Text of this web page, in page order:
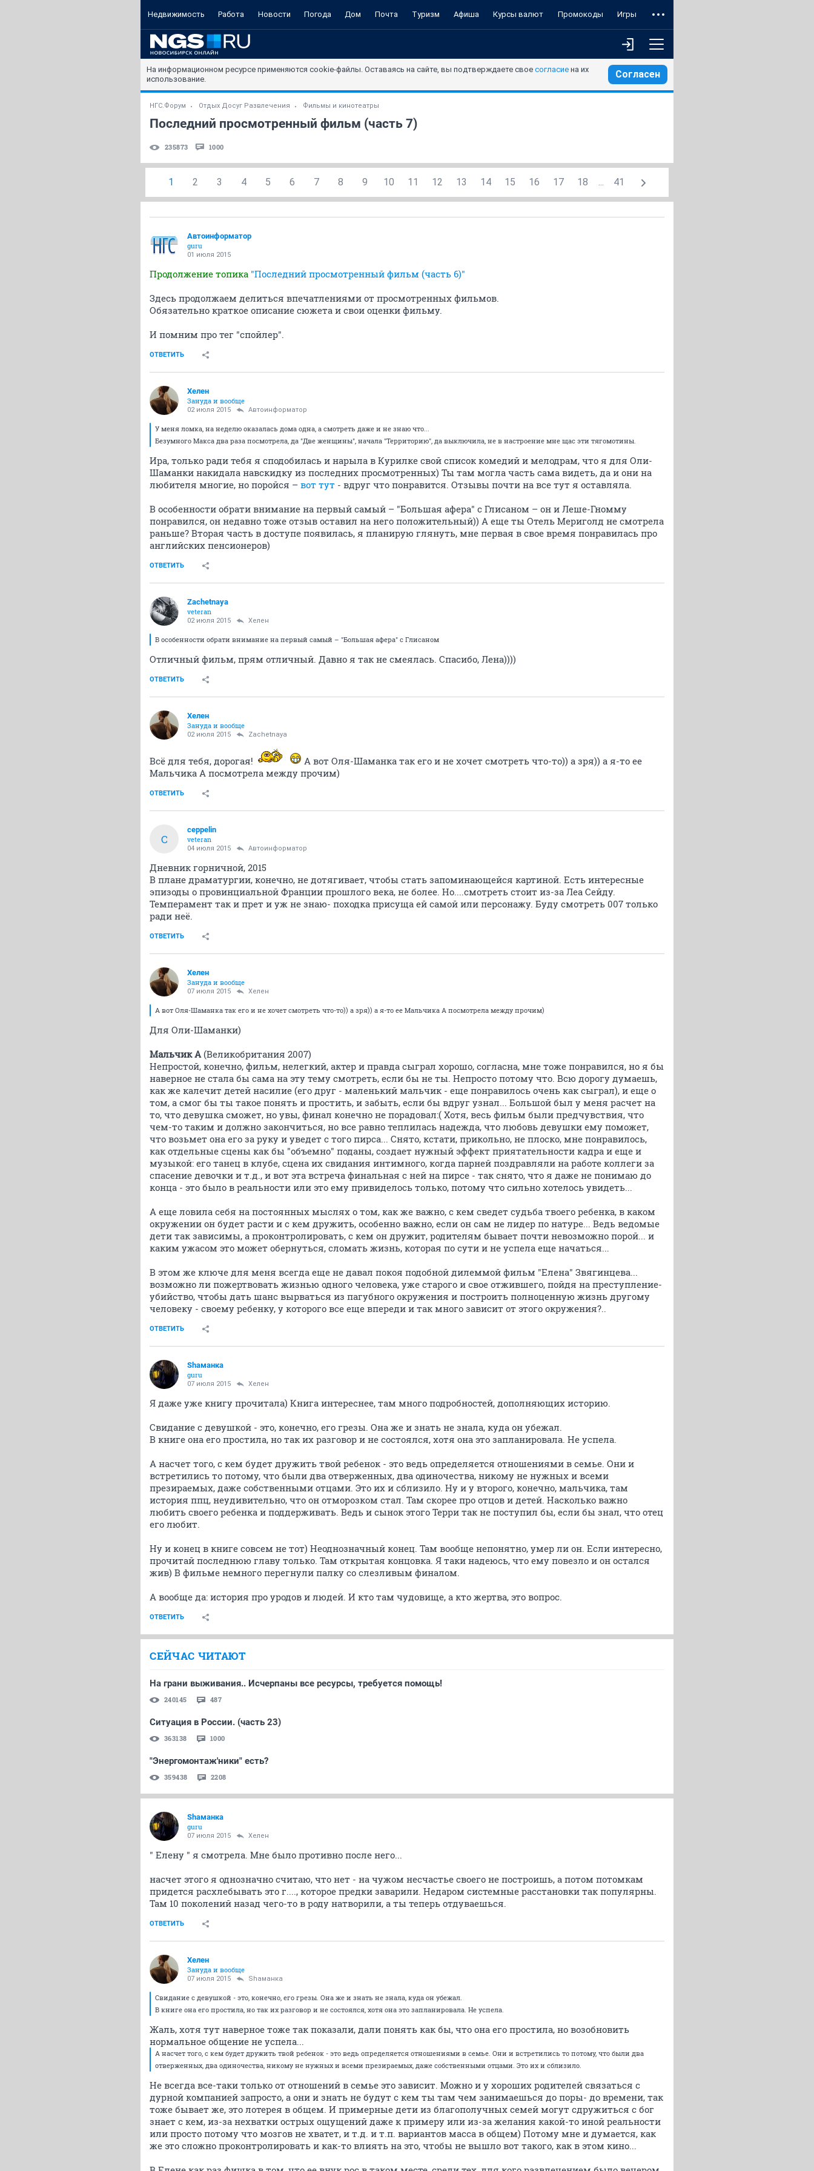
Недвижимость Работа Новости Погода Дом Почта Туризм Афиша Курсы валют Промокоды Игры
На информационном ресурсе применяются cookie-файлы. Оставаясь на сайте, вы подтверждаете свое согласие на их
использование.
Согласен
НГС.Форум Отдых Досуг Развлечения Фильмы и кинотеатры
Последний просмотренный фильм (часть 7)
235873 1000
1 2 3 4 5 6 7 8 9 10 11 12 13 14 15 16 17 18 ... 41
Автоинформатор
guru
01 июля 2015
Продолжение топика "Последний просмотренный фильм (часть 6)"
Здесь продолжаем делиться впечатлениями от просмотренных фильмов.
Обязательно краткое описание сюжета и свои оценки фильму.
И помним про тег "спойлер".
ОТВЕТИТЬ
Хелен
Зануда и вообще
02 июля 2015 Автоинформатор
У меня ломка, на неделю оказалась дома одна, а смотреть даже и не знаю что...
Безумного Макса два раза посмотрела, да "Две женщины", начала "Территорию", да выключила, не в настроение мне щас эти тягомотины.
Ира, только ради тебя я сподобилась и нарыла в Курилке свой список комедий и мелодрам, что я для Оли-
Шаманки накидала навскидку из последних просмотренных) Ты там могла часть сама видеть, да и они на
любителя многие, но поройся – вот тут - вдруг что понравится. Отзывы почти на все тут я оставляла.
В особенности обрати внимание на первый самый – "Большая афера" с Глисаном – он и Леше-Гномму
понравился, он недавно тоже отзыв оставил на него положительный)) А еще ты Отель Мериголд не смотрела
раньше? Вторая часть в доступе появилась, я планирую глянуть, мне первая в свое время понравилась про
английских пенсионеров)
ОТВЕТИТЬ
Zachetnaya
veteran
02 июля 2015 Хелен
В особенности обрати внимание на первый самый – "Большая афера" с Глисаном
Отличный фильм, прям отличный. Давно я так не смеялась. Спасибо, Лена))))
ОТВЕТИТЬ
Хелен
Зануда и вообще
02 июля 2015 Zachetnaya
Всё для тебя, дорогая!
А вот Оля-Шаманка так его и не хочет смотреть что-то)) а зря)) а я-то ее
Мальчика А посмотрела между прочим)
ОТВЕТИТЬ
C
ceppelin
veteran
04 июля 2015 Автоинформатор
Дневник горничной, 2015
В плане драматургии, конечно, не дотягивает, чтобы стать запоминающейся картиной. Есть интересные
эпизоды о провинциальной Франции прошлого века, не более. Но....смотреть стоит из-за Леа Сейду.
Темперамент так и прет и уж не знаю- походка присуща ей самой или персонажу. Буду смотреть 007 только
ради неё.
ОТВЕТИТЬ
Хелен
Зануда и вообще
07 июля 2015 Хелен
А вот Оля-Шаманка так его и не хочет смотреть что-то)) а зря)) а я-то ее Мальчика А посмотрела между прочим)
Для Оли-Шаманки)
Мальчик А(Великобритания 2007)
Непростой, конечно, фильм, нелегкий, актер и правда сыграл хорошо, согласна, мне тоже понравился, но я бы
наверное не стала бы сама на эту тему смотреть, если бы не ты. Непросто потому что. Всю дорогу думаешь,
как же калечит детей насилие (его друг - маленький мальчик - еще понравилось очень как сыграл), и еще о
том, а смог бы ты такое понять и простить, и забыть, если бы вдруг узнал... Большой был у меня расчет на
то, что девушка сможет, но увы, финал конечно не порадовал:( Хотя, весь фильм были предчувствия, что
чем-то таким и должно закончиться, но все равно теплилась надежда, что любовь девушки ему поможет,
что возьмет она его за руку и уведет с того пирса... Снято, кстати, прикольно, не плоско, мне понравилось,
как отдельные сцены как бы "объемно" поданы, создает нужный эффект приятательности кадра и еще и
музыкой: его танец в клубе, сцена их свидания интимного, когда парней поздравляли на работе коллеги за
спасение девочки и т.д., и вот эта встреча финальная с ней на пирсе - так снято, что я даже не понимаю до
конца - это было в реальности или это ему привиделось только, потому что сильно хотелось увидеть...
А еще ловила себя на постоянных мыслях о том, как же важно, с кем сведет судьба твоего ребенка, в каком
окружении он будет расти и с кем дружить, особенно важно, если он сам не лидер по натуре... Ведь ведомые
дети так зависимы, а проконтролировать, с кем он дружит, родителям бывает почти невозможно порой... и
каким ужасом это может обернуться, сломать жизнь, которая по сути и не успела еще начаться...
В этом же ключе для меня всегда еще не давал покоя подобной дилеммой фильм "Елена" Звягинцева...
возможно ли пожертвовать жизнью одного человека, уже старого и свое отжившего, пойдя на преступление-
убийство, чтобы дать шанс вырваться из пагубного окружения и построить полноценную жизнь другому
человеку - своему ребенку, у которого все еще впереди и так много зависит от этого окружения?..
ОТВЕТИТЬ
Shаманка
guru
07 июля 2015 Хелен
Я даже уже книгу прочитала) Книга интереснее, там много подробностей, дополняющих историю.
Свидание с девушкой - это, конечно, его грезы. Она же и знать не знала, куда он убежал.
В книге она его простила, но так их разговор и не состоялся, хотя она это запланировала. Не успела.
А насчет того, с кем будет дружить твой ребенок - это ведь определяется отношениями в семье. Они и
встретились то потому, что были два отверженных, два одиночества, никому не нужных и всеми
презираемых, даже собственными отцами. Это их и сблизило. Ну и у второго, конечно, мальчика, там
история ппц, неудивительно, что он отморозком стал. Там скорее про отцов и детей. Насколько важно
любить своего ребенка и поддерживать. Ведь и сынок этого Терри так не поступил бы, если бы знал, что отец
его любит.
Ну и конец в книге совсем не тот) Неоднозначный конец. Там вообще непонятно, умер ли он. Если интересно,
прочитай последнюю главу только. Там открытая концовка. Я таки надеюсь, что ему повезло и он остался
жив) В фильме немного перегнули палку со слезливым финалом.
А вообще да: история про уродов и людей. И кто там чудовище, а кто жертва, это вопрос.
ОТВЕТИТЬ
СЕЙЧАС ЧИТАЮТ
На грани выживания.. Исчерпаны все ресурсы, требуется помощь!
240145 487
Ситуация в России. (часть 23)
363138 1000
"Энергомонтаж'ники" есть?
359438 2208
Shаманка
guru
07 июля 2015 Хелен
" Елену " я смотрела. Мне было противно после него...
насчет этого я однозначно считаю, что нет - на чужом несчастье своего не построишь, а потом потомкам
придется расхлебывать это г...., которое предки заварили. Недаром системные расстановки так популярны.
Там 10 поколений назад чего-то в роду натворили, а ты теперь отдуваешься.
ОТВЕТИТЬ
Хелен
Зануда и вообще
07 июля 2015 Shаманка
Свидание с девушкой - это, конечно, его грезы. Она же и знать не знала, куда он убежал.
В книге она его простила, но так их разговор и не состоялся, хотя она это запланировала. Не успела.
Жаль, хотя тут наверное тоже так показали, дали понять как бы, что она его простила, но возобновить
нормальное общение не успела...
А насчет того, с кем будет дружить твой ребенок - это ведь определяется отношениями в семье. Они и встретились то потому, что были два
отверженных, два одиночества, никому не нужных и всеми презираемых, даже собственными отцами. Это их и сблизило.
Не всегда все-таки только от отношений в семье это зависит. Можно и у хороших родителей связаться с
дурной компанией запросто, а они и знать не будут с кем ты там чем занимаешься до поры- до времени, так
тоже бывает же, это лотерея в общем. И примерные дети из благополучных семей могут сдружиться с бог
знает с кем, из-за нехватки острых ощущений даже к примеру или из-за желания какой-то иной реальности
или просто потому что мозгов не хватет, и т.д. и т.п. вариантов масса в общем) Потому мне и думается, как
же это сложно проконтролировать и как-то влиять на это, чтобы не вышло вот такого, как в этом кино...